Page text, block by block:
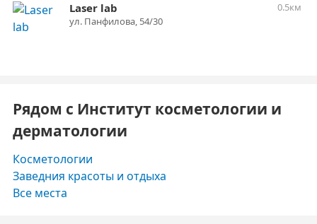
Laser lab
0.5км
ул. Панфилова, 54/30
Рядом с Институт косметологии и
дерматологии
Косметологии
Заведния красоты и отдыха
Все места